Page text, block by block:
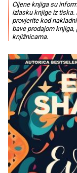
Cijene knjiga su
izlasku knjige iz tiska.
provjerite kod
bave prodajom
knjižnicama.